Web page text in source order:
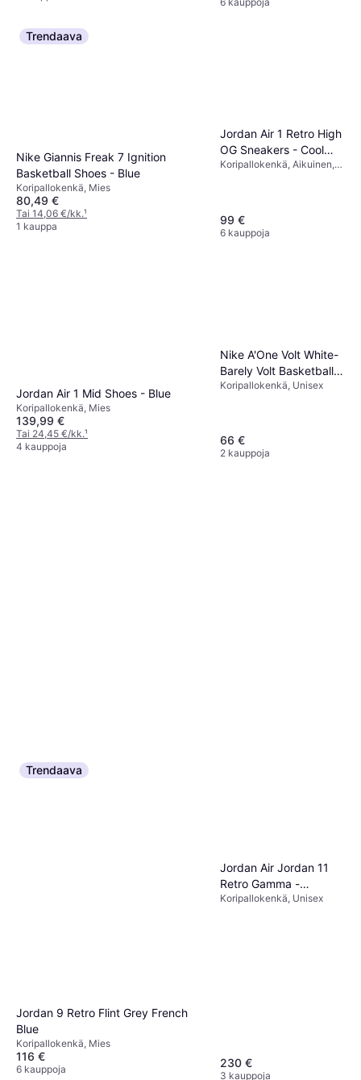
Trendaava
Nike Giannis Freak 7 Ignition
Basketball Shoes - Blue
Koripallokenkä, Mies
80,49 €
Tai 14,06 €/kk.¹
1 kauppa
Jordan Air 1 Retro High
OG Sneakers - Cool
Grey/Black/Sail
Koripallokenkä, Aikuinen,
99 €
6 kauppoja
Jordan Air 1 Mid Shoes - Blue
Koripallokenkä, Mies
139,99 €
Tai 24,45 €/kk.¹
4 kauppoja
Nike A'One Volt White-
Barely Volt Basketball
Shoes - Yellow
Koripallokenkä, Unisex
66 €
2 kauppoja
Trendaava
Jordan 9 Retro Flint Grey French
Blue
Koripallokenkä, Mies
116 €
6 kauppoja
Jordan Air Jordan 11
Retro Gamma -
Black/Gamma
Koripallokenkä, Unisex
230 €
3 kauppoja